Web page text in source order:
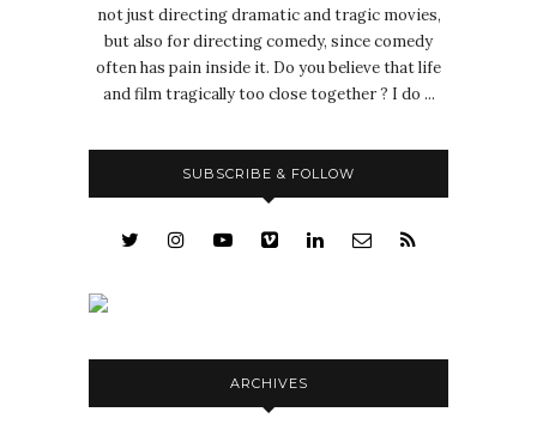
not just directing dramatic and tragic movies,
but also for directing comedy, since comedy
often has pain inside it. Do you believe that life
and film tragically too close together ? I do ...
SUBSCRIBE & FOLLOW
ARCHIVES